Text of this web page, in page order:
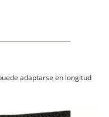
adaptarse en longitud